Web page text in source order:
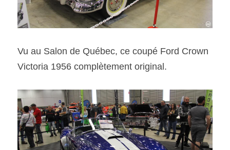
Vu au Salon de Québec, ce coupé Ford Crown
Victoria 1956 complètement original.